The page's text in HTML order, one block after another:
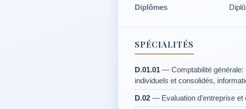
Diplômes
SPÉCIALITÉS
D.01.01 — Comptabilité générale:
individuels et consolidés,
D.02 — Evaluation d’entreprise et